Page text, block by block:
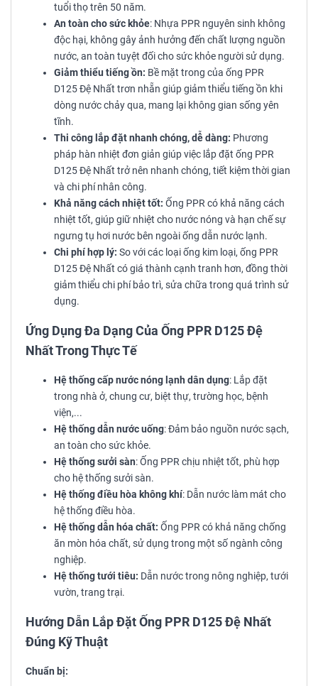
tuổi thọ trên 50 năm.
An toàn cho sức khỏe: Nhựa PPR nguyên sinh không
độc hại, không gây ảnh hưởng đến chất lượng nguồn
nước, an toàn tuyệt đối cho sức khỏe người sử dụng.
Giảm thiểu tiếng ồn: Bề mặt trong của ống PPR
D125 Đệ Nhất trơn nhẵn giúp giảm thiểu tiếng ồn khi
dòng nước chảy qua, mang lại không gian sống yên
tĩnh.
Thi công lắp đặt nhanh chóng, dễ dàng: Phương
pháp hàn nhiệt đơn giản giúp việc lắp đặt ống PPR
D125 Đệ Nhất trở nên nhanh chóng, tiết kiệm thời gian
và chi phí nhân công.
Khả năng cách nhiệt tốt: Ống PPR có khả năng cách
nhiệt tốt, giúp giữ nhiệt cho nước nóng và hạn chế sự
ngưng tụ hơi nước bên ngoài ống dẫn nước lạnh.
Chi phí hợp lý: So với các loại ống kim loại, ống PPR
D125 Đệ Nhất có giá thành cạnh tranh hơn, đồng thời
giảm thiểu chi phí bảo trì, sửa chữa trong quá trình sử
dụng.
Ứng Dụng Đa Dạng Của Ống PPR D125 Đệ
Nhất Trong Thực Tế
Hệ thống cấp nước nóng lạnh dân dụng: Lắp đặt
trong nhà ở, chung cư, biệt thự, trường học, bệnh
viện,...
Hệ thống dẫn nước uống: Đảm bảo nguồn nước sạch,
an toàn cho sức khỏe.
Hệ thống sưởi sàn: Ống PPR chịu nhiệt tốt, phù hợp
cho hệ thống sưởi sàn.
Hệ thống điều hòa không khí: Dẫn nước làm mát cho
hệ thống điều hòa.
Hệ thống dẫn hóa chất: Ống PPR có khả năng chống
ăn mòn hóa chất, sử dụng trong một số ngành công
nghiệp.
Hệ thống tưới tiêu: Dẫn nước trong nông nghiệp, tưới
vườn, trang trại.
Hướng Dẫn Lắp Đặt Ống PPR D125 Đệ Nhất
Đúng Kỹ Thuật
Chuẩn bị: